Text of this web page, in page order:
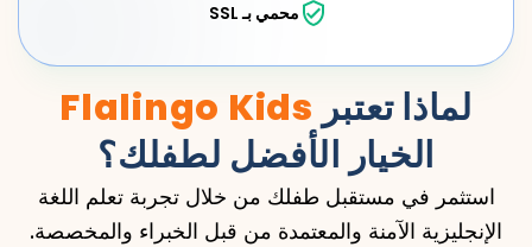
محمي بـ SSL
لماذا تعتبر Flalingo Kids
الخيار الأفضل لطفلك؟
استثمر في مستقبل طفلك من خلال تجربة تعلم اللغة
الإنجليزية الآمنة والمعتمدة من قبل الخبراء والمخصصة.